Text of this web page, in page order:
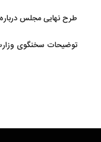
طرح نهایی مجلس
توضیحات سخنگوی